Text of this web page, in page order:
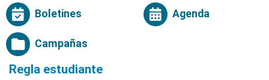
Boletines Agenda
Campañas
Regla estudiante